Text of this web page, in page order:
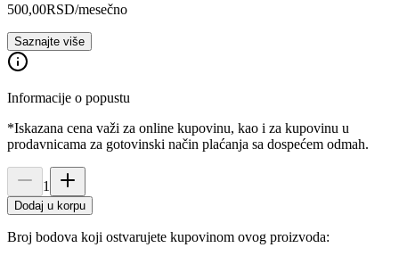
500,00RSD/mesečno
Saznajte više
Informacije o popustu
*Iskazana cena važi za online kupovinu, kao i za kupovinu u
prodavnicama za gotovinski način plaćanja sa dospećem odmah.
1
Dodaj u korpu
Broj bodova koji ostvarujete kupovinom ovog proizvoda: